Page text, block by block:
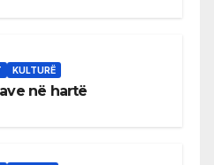
KULTURË
në hartë